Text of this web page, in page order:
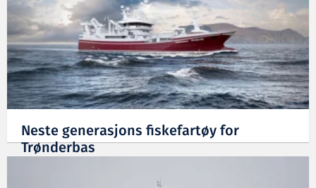
Neste generasjons fiskefartøy for
Trønderbas